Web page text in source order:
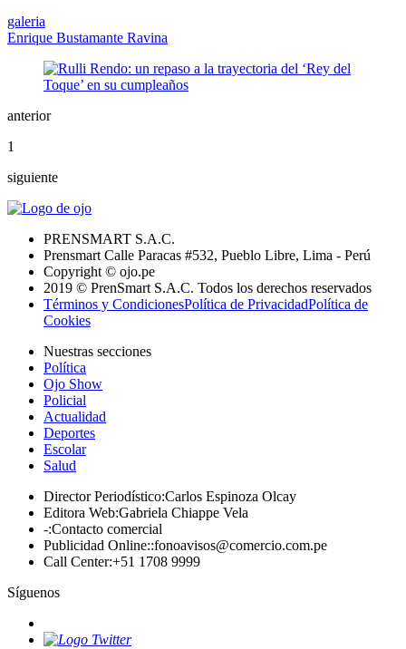
galeria
Enrique Bustamante Ravina
anterior
1
siguiente
PRENSMART S.A.C.
Prensmart Calle Paracas #532, Pueblo Libre, Lima - Perú
Copyright © ojo.pe
2019 © PrenSmart S.A.C. Todos los derechos reservados
Términos y CondicionesPolítica de PrivacidadPolítica de
Cookies
Nuestras secciones
Política
Ojo Show
Policial
Actualidad
Deportes
Escolar
Salud
Director Periodístico:Carlos Espinoza Olcay
Editora Web:Gabriela Chiappe Vela
-:Contacto comercial
Publicidad Online::fonoavisos@comercio.com.pe
Call Center:+51 1708 9999
Síguenos